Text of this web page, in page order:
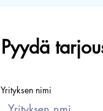
Pyydä
Yrityksen nimi